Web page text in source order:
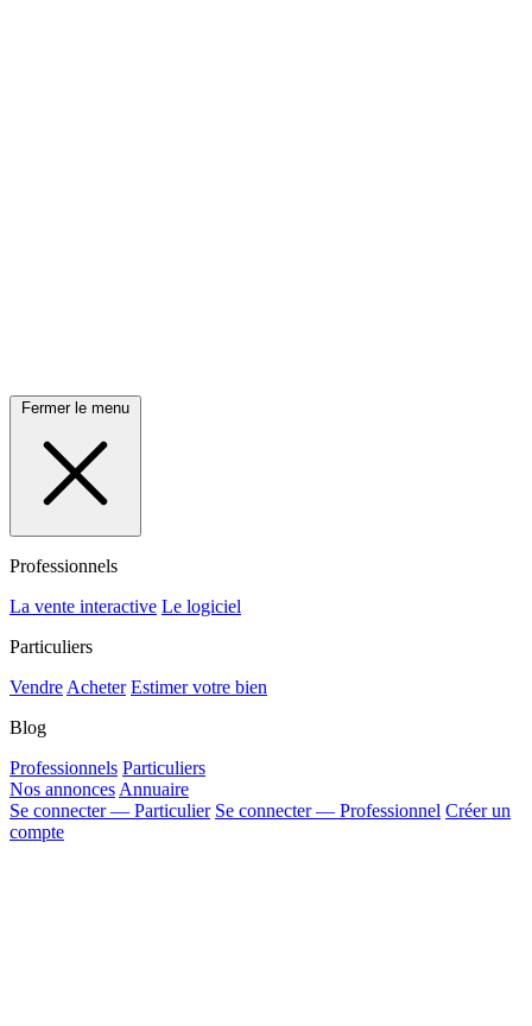
Fermer le menu
Professionnels
La vente interactive Le logiciel
Particuliers
Vendre Acheter Estimer votre bien
Blog
Professionnels Particuliers
Nos annonces Annuaire
Se connecter — Particulier Se connecter — Professionnel Créer un
compte